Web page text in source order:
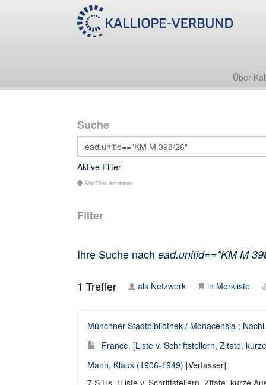
Über
Suche
Aktive Filter
Alle Filter entfernen
Filter
Ihre Suche nach ead.unitid=="KM M
1 Treffer als Netzwerk in Merkliste
Münchner Stadtbibliothek / Monacensia ;
France. [Liste v. Schriftstellern, Zitate,
Mann, Klaus (1906-1949) [Verfasser]
7 S.Hs. (Liste v. Schriftstellern, Zitate, kurze